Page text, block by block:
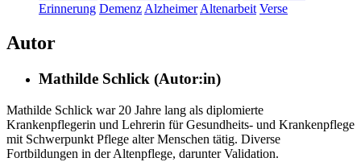
Erinnerung Demenz Alzheimer Altenarbeit Verse
Autor
Mathilde Schlick (Autor:in)
Mathilde Schlick war 20 Jahre lang als diplomierte
Krankenpflegerin und Lehrerin für Gesundheits- und Krankenpflege
mit Schwerpunkt Pflege alter Menschen tätig. Diverse
Fortbildungen in der Altenpflege, darunter Validation.